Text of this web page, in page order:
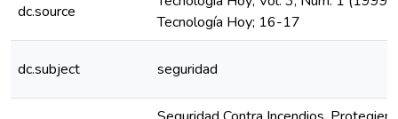
dc.source
Tecnología Hoy; 16-17
dc.subject seguridad